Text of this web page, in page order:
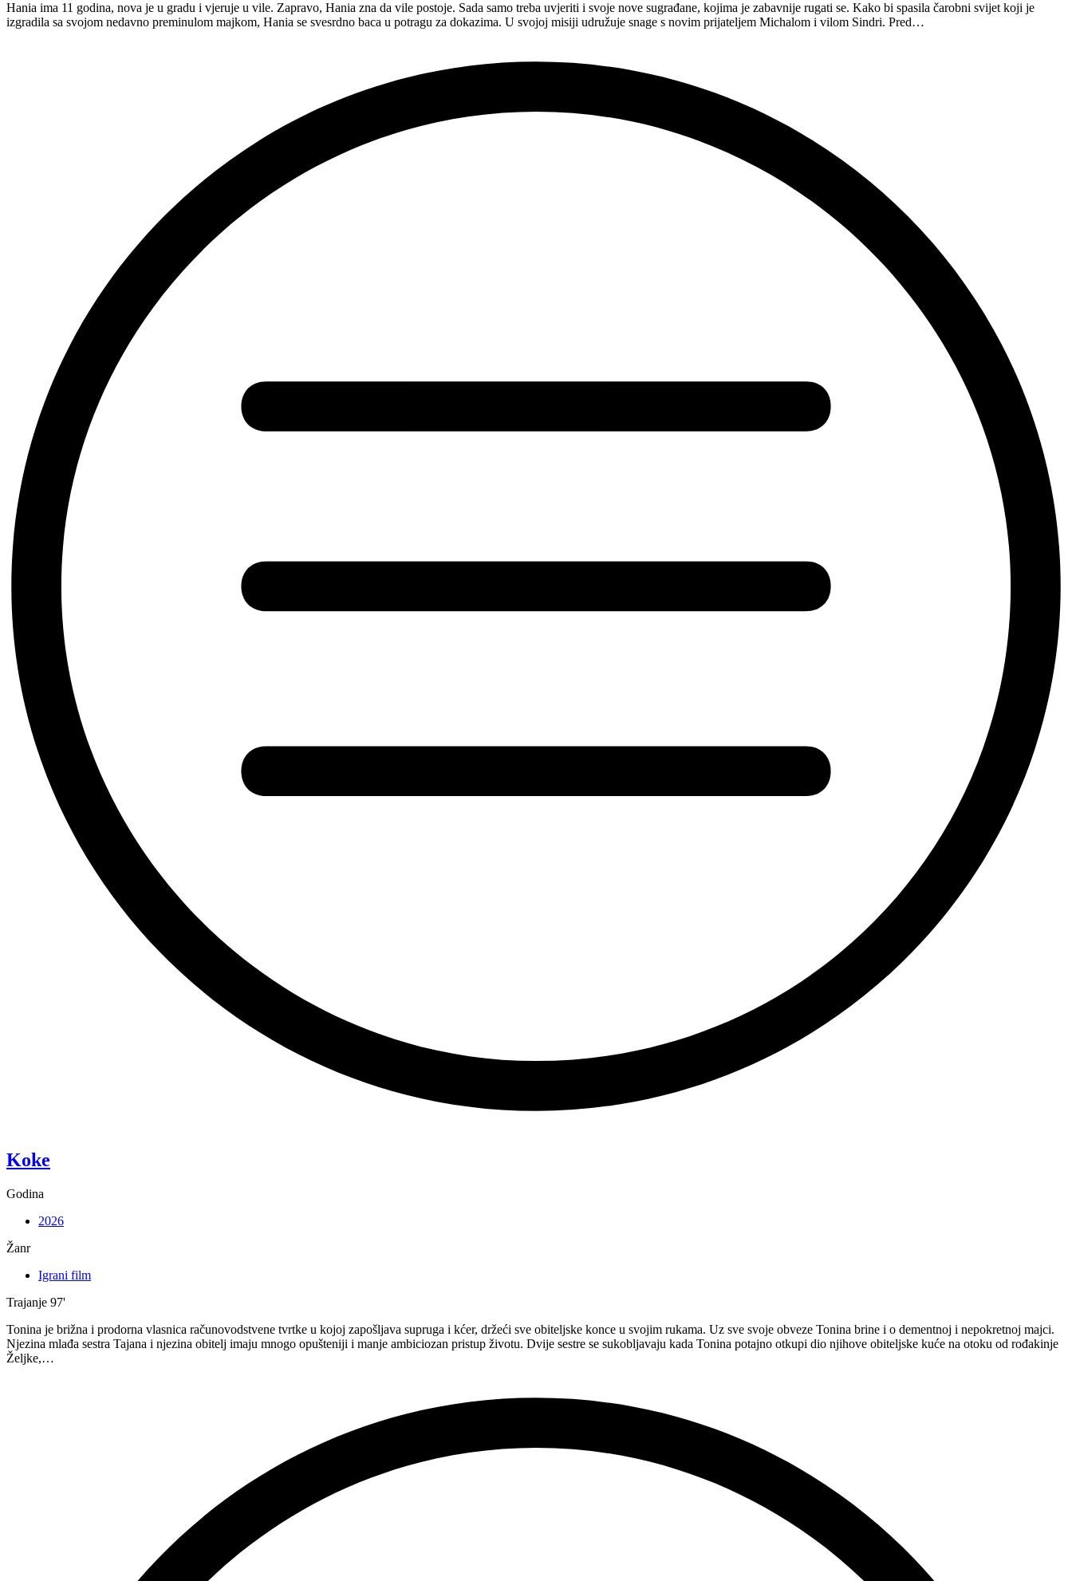
Hania ima 11 godina, nova je u gradu i vjeruje u vile. Zapravo, Hania zna da vile postoje. Sada samo treba uvjeriti i svoje nove sugrađane, kojima je zabavnije rugati se. Kako bi spasila čarobni svijet koji je
izgradila sa svojom nedavno preminulom majkom, Hania se svesrdno baca u potragu za dokazima. U svojoj misiji udružuje snage s novim prijateljem Michalom i vilom Sindri. Pred…
Koke
Godina
2026
Žanr
Igrani film
Trajanje 97'
Tonina je brižna i prodorna vlasnica računovodstvene tvrtke u kojoj zapošljava supruga i kćer, držeći sve obiteljske konce u svojim rukama. Uz sve svoje obveze Tonina brine i o dementnoj i nepokretnoj majci.
Njezina mlađa sestra Tajana i njezina obitelj imaju mnogo opušteniji i manje ambiciozan pristup životu. Dvije sestre se sukobljavaju kada Tonina potajno otkupi dio njihove obiteljske kuće na otoku od rođakinje
Željke,…